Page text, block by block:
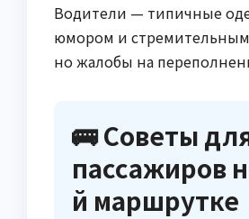
Водители — типичные
юмором и
но жалобы на
🚌 Советы
пассажиров
й маршрутке